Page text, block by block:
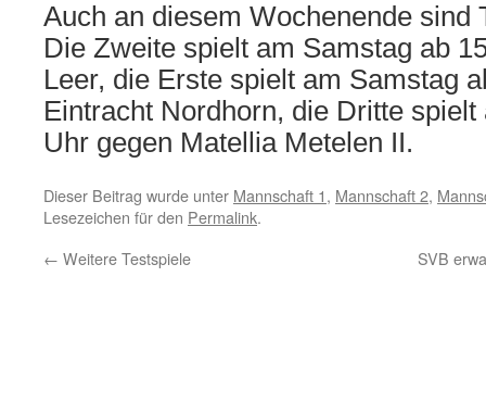
Auch an diesem Wochenende sind
Die Zweite spielt am Samstag ab
Leer, die Erste spielt am Samstag
Eintracht Nordhorn, die Dritte spielt
Uhr gegen Matellia Metelen II.
Dieser Beitrag wurde unter Mannschaft 1, Mannschaft 2,
Lesezeichen für den Permalink.
← Weitere Testspiele SVB